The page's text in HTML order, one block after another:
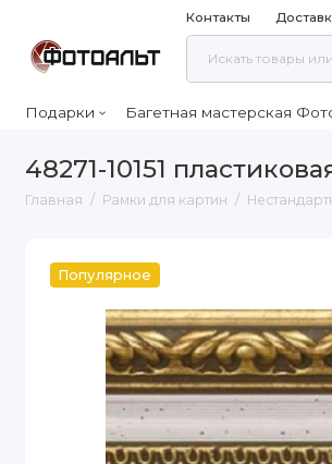
Контакты
Подарки Багетная мастерская
48271-10151
Главная Рамки для картин
Популярное